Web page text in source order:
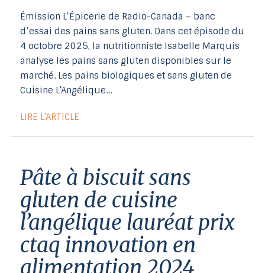
Émission L’Épicerie de Radio-Canada – banc
d’essai des pains sans gluten. Dans cet épisode du
4 octobre 2025, la nutritionniste Isabelle Marquis
analyse les pains sans gluten disponibles sur le
marché. Les pains biologiques et sans gluten de
Cuisine L’Angélique…
LIRE L’ARTICLE
pâte à biscuit sans
gluten de cuisine
l’angélique lauréat prix
ctaq innovation en
alimentation 2024